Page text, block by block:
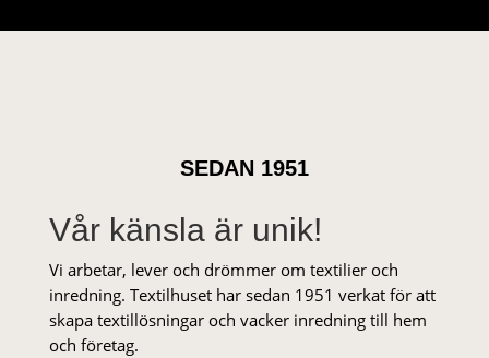
SEDAN 1951
Vår känsla är unik!
Vi arbetar, lever och drömmer om textilier och
inredning. Textilhuset har sedan 1951 verkat för att
skapa textillösningar och vacker inredning till hem
och företag.